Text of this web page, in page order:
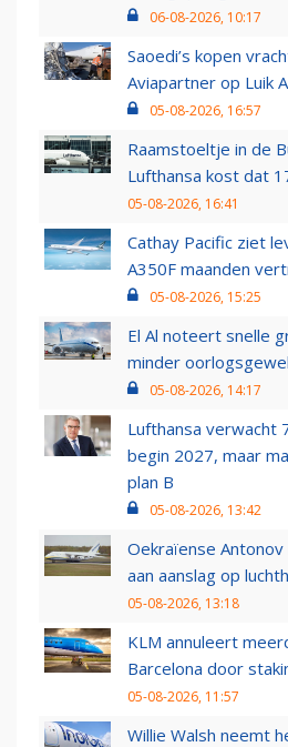
06-08-2026, 10:17
Saoedi’s kopen
Aviapartner op Luik
05-08-2026, 16:57
Raamstoeltje in de
Lufthansa kost dat
05-08-2026, 16:41
Cathay Pacific ziet
A350F maanden
05-08-2026, 15:25
El Al noteert snelle
minder
05-08-2026, 14:17
Lufthansa verwacht
begin 2027, maar
plan B
05-08-2026, 13:42
Oekraïense
aan aanslag op
05-08-2026, 13:18
KLM annuleert
Barcelona door
05-08-2026, 11:57
Willie Walsh neemt